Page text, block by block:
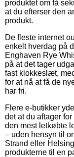
produktet om få
at du efterser den
produkt.
De fleste internet
enkelt hverdag på
Enghaven Rye
på at det tager
fast klokkeslæt,
for at nå at få de
har fri.
Flere e-butikker
det at du aftager
den mest letkøbte
– uden hensyn til
Strand eller
produkterne til en